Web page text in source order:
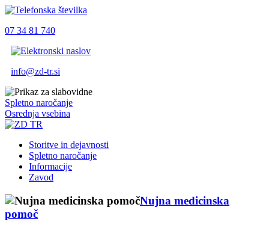
07 34 81 740
info@zd-tr.si
Spletno naročanje
Osrednja vsebina
Storitve in dejavnosti
Spletno naročanje
Informacije
Zavod
Nujna medicinska
pomoč